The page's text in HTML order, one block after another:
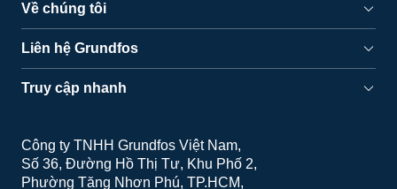
Về chúng tôi
Liên hệ Grundfos
Truy cập nhanh
Công ty TNHH Grundfos Việt Nam
Số 36, Đường Hồ Thị Tư, Khu Phố 2
Phường Tăng Nhơn Phú, TP.HCM